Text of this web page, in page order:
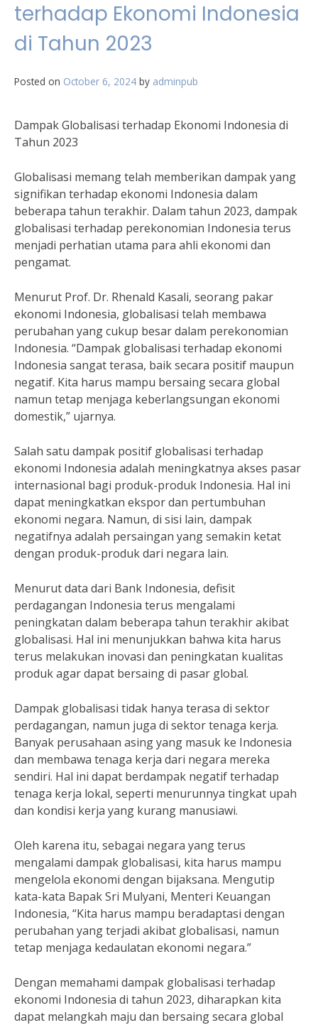
terhadap Ekonomi Indonesia
di Tahun 2023
Posted on October 6, 2024 by adminpub
Dampak Globalisasi terhadap Ekonomi Indonesia di
Tahun 2023
Globalisasi memang telah memberikan dampak yang
signifikan terhadap ekonomi Indonesia dalam
beberapa tahun terakhir. Dalam tahun 2023, dampak
globalisasi terhadap perekonomian Indonesia terus
menjadi perhatian utama para ahli ekonomi dan
pengamat.
Menurut Prof. Dr. Rhenald Kasali, seorang pakar
ekonomi Indonesia, globalisasi telah membawa
perubahan yang cukup besar dalam perekonomian
Indonesia. “Dampak globalisasi terhadap ekonomi
Indonesia sangat terasa, baik secara positif maupun
negatif. Kita harus mampu bersaing secara global
namun tetap menjaga keberlangsungan ekonomi
domestik,” ujarnya.
Salah satu dampak positif globalisasi terhadap
ekonomi Indonesia adalah meningkatnya akses pasar
internasional bagi produk-produk Indonesia. Hal ini
dapat meningkatkan ekspor dan pertumbuhan
ekonomi negara. Namun, di sisi lain, dampak
negatifnya adalah persaingan yang semakin ketat
dengan produk-produk dari negara lain.
Menurut data dari Bank Indonesia, defisit
perdagangan Indonesia terus mengalami
peningkatan dalam beberapa tahun terakhir akibat
globalisasi. Hal ini menunjukkan bahwa kita harus
terus melakukan inovasi dan peningkatan kualitas
produk agar dapat bersaing di pasar global.
Dampak globalisasi tidak hanya terasa di sektor
perdagangan, namun juga di sektor tenaga kerja.
Banyak perusahaan asing yang masuk ke Indonesia
dan membawa tenaga kerja dari negara mereka
sendiri. Hal ini dapat berdampak negatif terhadap
tenaga kerja lokal, seperti menurunnya tingkat upah
dan kondisi kerja yang kurang manusiawi.
Oleh karena itu, sebagai negara yang terus
mengalami dampak globalisasi, kita harus mampu
mengelola ekonomi dengan bijaksana. Mengutip
kata-kata Bapak Sri Mulyani, Menteri Keuangan
Indonesia, “Kita harus mampu beradaptasi dengan
perubahan yang terjadi akibat globalisasi, namun
tetap menjaga kedaulatan ekonomi negara.”
Dengan memahami dampak globalisasi terhadap
ekonomi Indonesia di tahun 2023, diharapkan kita
dapat melangkah maju dan bersaing secara global